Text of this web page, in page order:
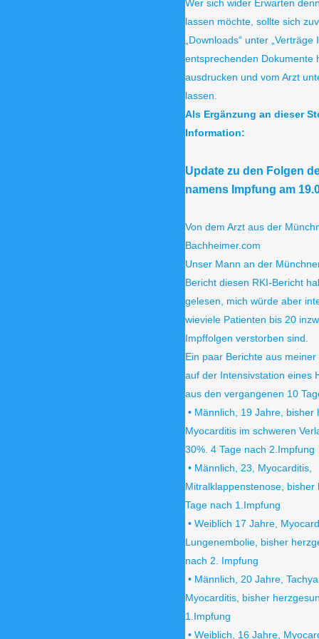
Wer sich wider Erwarten
lassen möchte, sollte sich
„Downloads“ unter „Verträge
entsprechenden Dokumente
ausdrucken und vom Arzt
lassen.
Als Ergänzung an dieser
Information:
Update zu den Folgen
namens Impfung am
Von dem Arzt aus der
Bachheimer.com
Unser Mann an der
Bericht diesen RKI-Bericht
gelesen, mich würde aber
wieviele Patienten bis 20
Impffolgen verstorben sind.
Ein paar Berichte aus
auf der Intensivstation eines
aus den vergangenen 10
• Männlich, 19 Jahre, bisher
Myocarditis im schweren
30%. 4 Tage nach 2.Impfung
• Männlich, 23, Myocarditis,
Mitralklappenstenose, bisher
Tage nach 1.Impfung
• Weiblich 17 Jahre,
Lungenembolie, bisher
nach 2. Impfung
• Männlich, 20 Jahre,
Myocarditis, bisher
1.Impfung
• Weiblich, 16 Jahre,